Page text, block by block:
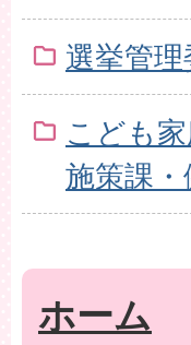
選挙管
こども
施策課・
ホーム